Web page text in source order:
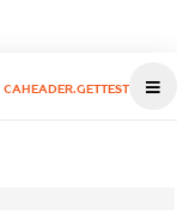
CAHEADER.GETTEST